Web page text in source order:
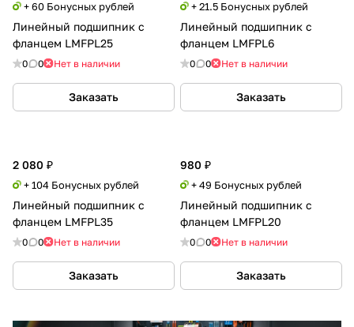
+ 60 Бонусных рублей
Линейный подшипник с
фланцем LMFPL25
0 0 Нет в наличии
Заказать
+ 21.5 Бонусных рублей
Линейный подшипник с
фланцем LMFPL6
0 0 Нет в наличии
Заказать
2 080 ₽
+ 104 Бонусных рублей
Линейный подшипник с
фланцем LMFPL35
0 0 Нет в наличии
Заказать
980 ₽
+ 49 Бонусных рублей
Линейный подшипник с
фланцем LMFPL20
0 0 Нет в наличии
Заказать